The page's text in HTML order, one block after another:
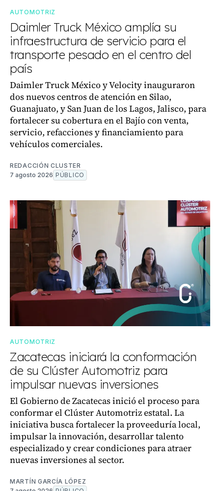
AUTOMOTRIZ
Daimler Truck México amplía su
infraestructura de servicio para el
transporte pesado en el centro del
país
Daimler Truck México y Velocity inauguraron
dos nuevos centros de atención en Silao,
Guanajuato, y San Juan de los Lagos, Jalisco, para
fortalecer su cobertura en el Bajío con venta,
servicio, refacciones y financiamiento para
vehículos comerciales.
REDACCIÓN CLUSTER
7 agosto 2026 PÚBLICO
AUTOMOTRIZ
Zacatecas iniciará la conformación
de su Clúster Automotriz para
impulsar nuevas inversiones
El Gobierno de Zacatecas inició el proceso para
conformar el Clúster Automotriz estatal. La
iniciativa busca fortalecer la proveeduría local,
impulsar la innovación, desarrollar talento
especializado y crear condiciones para atraer
nuevas inversiones al sector.
MARTÍN GARCÍA LÓPEZ